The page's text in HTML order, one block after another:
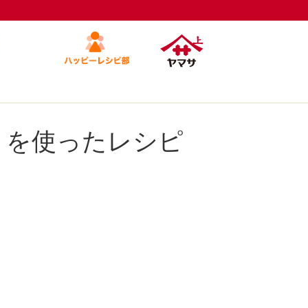
使ったレシピ